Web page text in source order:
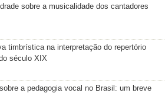
sobre a musicalidade dos cantadores
timbrística na interpretação do repertório
século XIX
a pedagogia vocal no Brasil: um breve